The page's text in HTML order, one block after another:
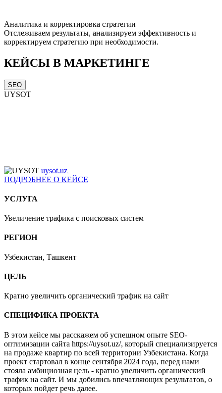
Аналитика и корректировка стратегии
Отслеживаем результаты, анализируем эффективность и
корректируем стратегию при необходимости.
КЕЙСЫ В МАРКЕТИНГЕ
SEO
UYSOT
uysot.uz
ПОДРОБНЕЕ О КЕЙСЕ
УСЛУГА
Увеличение трафика с поисковых систем
РЕГИОН
Узбекистан, Ташкент
ЦЕЛЬ
Кратно увеличить органический трафик на сайт
СПЕЦИФИКА ПРОЕКТА
В этом кейсе мы расскажем об успешном опыте SEO-
оптимизации сайта https://uysot.uz/, который специализируется
на продаже квартир по всей территории Узбекистана. Когда
проект стартовал в конце сентября 2024 года, перед нами
стояла амбициозная цель - кратно увеличить органический
трафик на сайт. И мы добились впечатляющих результатов, о
которых пойдет речь далее.